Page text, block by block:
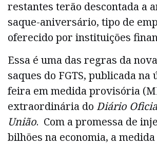
restantes terão descontada a
saque-aniversário, tipo de
oferecido por instituições
Essa é uma das regras da
saques do FGTS, publicada na
feira em medida provisória
extraordinária do Diário
União. Com a promessa de
bilhões na economia, a medida